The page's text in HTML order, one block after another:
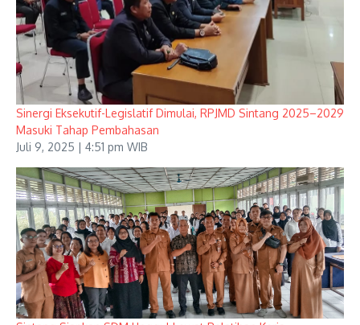
Sinergi Eksekutif-Legislatif Dimulai, RPJMD Sintang 2025–2029
Masuki Tahap Pembahasan
Juli 9, 2025 | 4:51 pm WIB